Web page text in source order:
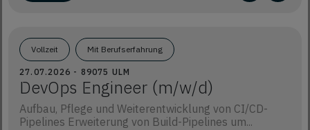
Vollzeit Mit Berufserfahrung
27.07.2026 - 89075 ULM
DevOps Engineer (m/w/d)
Aufbau, Pflege und Weiterentwicklung von CI/CD-
Pipelines Erweiterung von Build-Pipelines um...